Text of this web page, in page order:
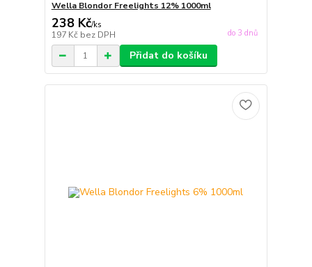
Wella Blondor Freelights 12% 1000ml
238 Kč/ks
197 Kč bez DPH do 3 dnů
Přidat do košíku